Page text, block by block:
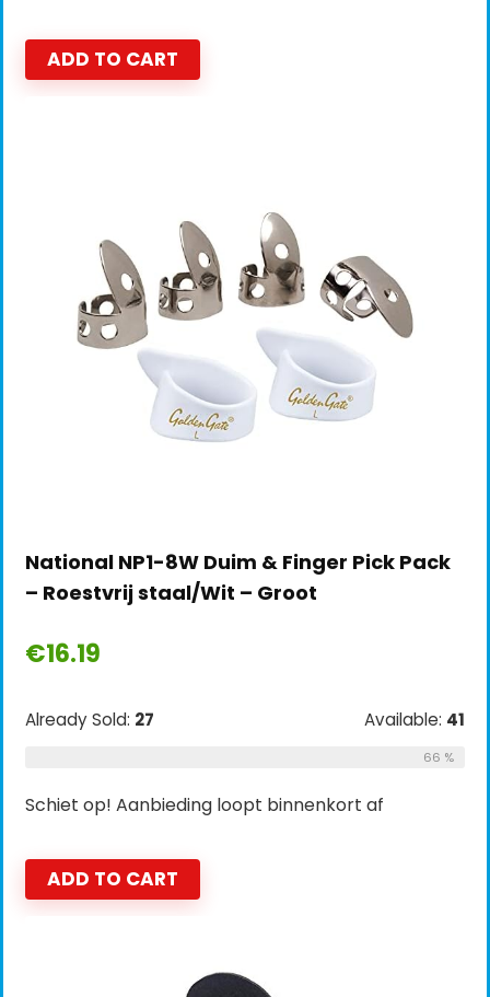
ADD TO CART
National NP1-8W Duim & Finger Pick Pack
– Roestvrij staal/Wit – Groot
€16.19
Already Sold: 27 Available: 41
66 %
Schiet op! Aanbieding loopt binnenkort af
ADD TO CART